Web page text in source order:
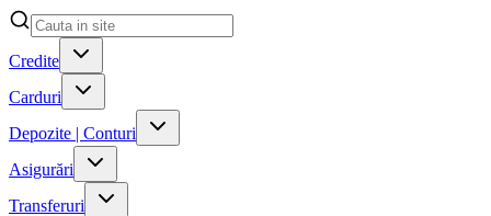
Credite
Carduri
Depozite | Conturi
Asigurări
Transferuri